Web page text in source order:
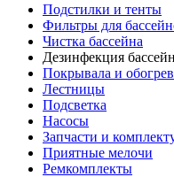
Подстилки и тенты
Фильтры для
Чистка бассейна
Дезинфекция
Покрывала и
Лестницы
Подсветка
Насосы
Запчасти и
Приятные мелочи
Ремкомплекты